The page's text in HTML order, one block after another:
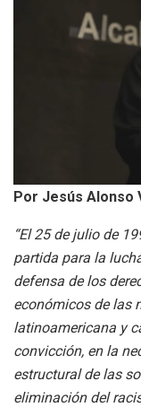
Por Jesús Alonso
“El 25 de julio de
partida para la
defensa de los
económicos de las
latinoamericana y
convicción, en la
estructural de las
eliminación del